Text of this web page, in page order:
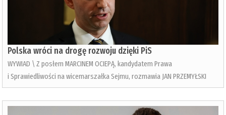
Polska wróci na drogę rozwoju dzięki PiS
WYWIAD \ Z posłem MARCINEM OCIEPĄ, kandydatem Prawa
i Sprawiedliwości na wicemarszałka Sejmu, rozmawia JAN PRZEMYŁSKI